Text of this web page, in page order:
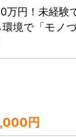
万円！未経験
境で「モノ
円